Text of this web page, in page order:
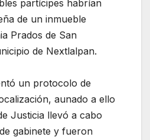
partícipes habrían
de un inmueble
Prados de San
de Nextlalpan.
un protocolo de
aunado a ello
Justicia llevó a cabo
gabinete y fueron